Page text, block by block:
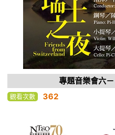
專題音樂會六－
觀看次數 362